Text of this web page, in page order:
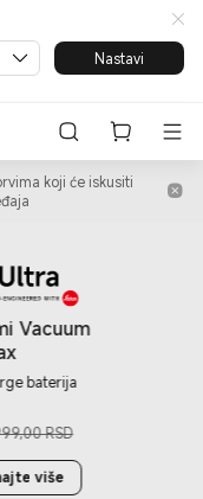
Nastavi
koji će iskusiti
Vacuum
baterija
RSD159999
RSD
187.999,00 RSD
više